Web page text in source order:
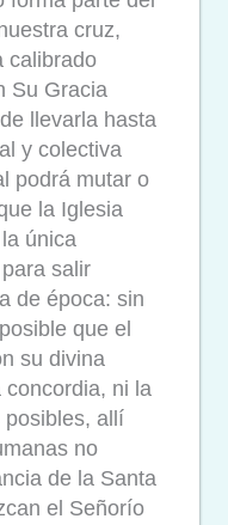
cruz,
calibrado
Su Gracia
llevarla hasta
y colectiva
podrá mutar o
la Iglesia
única
salir
de época: sin
que el
su divina
concordia, ni la
allí
no
de la Santa
el Señorío